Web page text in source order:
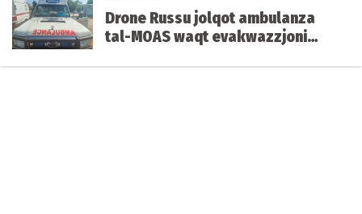
Drone Russu jolqot ambulanza
tal-MOAS waqt evakwazzjoni